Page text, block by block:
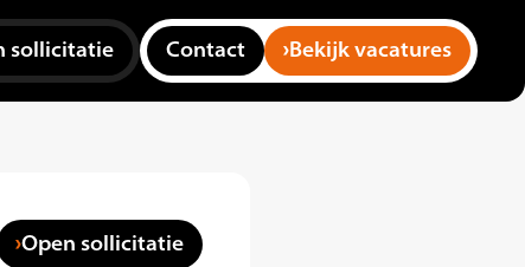
sollicitatie Contact Bekijk vacatures
Open sollicitatie